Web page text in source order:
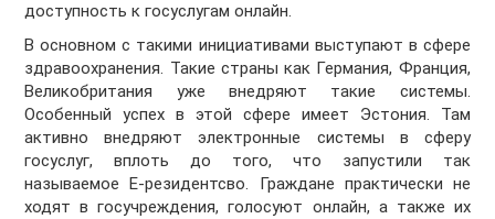
доступность к госуслугам онлайн.
В основном с такими инициативами выступают в сфере
здравоохранения. Такие страны как Германия, Франция,
Великобритания уже внедряют такие системы.
Особенный успех в этой сфере имеет Эстония. Там
активно внедряют электронные системы в сферу
госуслуг, вплоть до того, что запустили так
называемое Е-резидентсво. Граждане практически не
ходят в госучреждения, голосуют онлайн, а также их